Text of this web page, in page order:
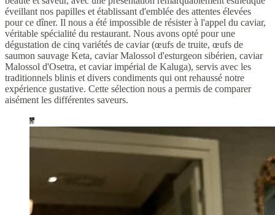
éveillant nos papilles et établissant d'emblée des attentes élevées
pour ce dîner. Il nous a été impossible de résister à l'appel du caviar,
véritable spécialité du restaurant. Nous avons opté pour une
dégustation de cinq variétés de caviar (œufs de truite, œufs de
saumon sauvage Keta, caviar Malossol d'esturgeon sibérien, caviar
Malossol d'Osetra, et caviar impérial de Kaluga), servis avec les
traditionnels blinis et divers condiments qui ont rehaussé notre
expérience gustative. Cette sélection nous a permis de comparer
aisément les différentes saveurs.